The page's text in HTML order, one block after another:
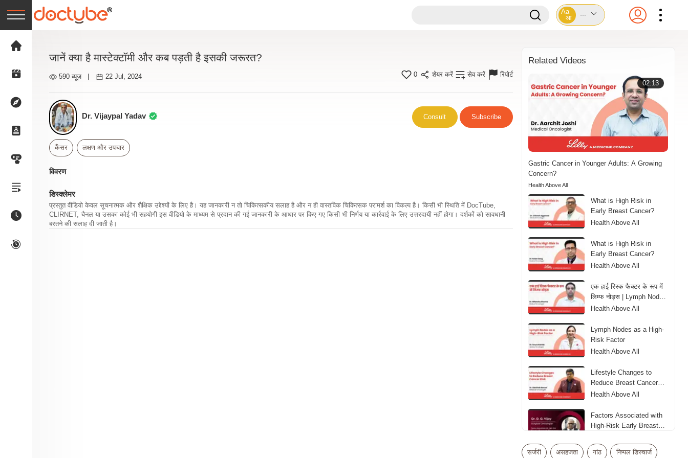
Aa
आ
---
जानें क्या है मास्टेक्टॉमी और कब पड़ती है इसकी जरूरत?
590 व्यूज़ 22 Jul, 2024 0 शेयर करें सेव करें रिपोर्ट
Dr. Vijaypal Yadav Consult Subscribe
कैंसर लक्षण और उपचार
विवरण
डिस्क्लेमर
प्रस्तुत वीडियो केवल सूचनात्मक और शैक्षिक उद्देश्यों के लिए है। यह जानकारी न तो चिकित्सकीय सलाह है और न ही वास्तविक चिकित्सक परामर्श का विकल्प है। किसी भी स्थिति में DocTube,
CLIRNET, चैनल या उसका कोई भी सहयोगी इस वीडियो के माध्यम से प्रदान की गई जानकारी के आधार पर किए गए किसी भी निर्णय या कार्रवाई के लिए उत्तरदायी नहीं होगा। दर्शकों को सावधानी
बरतने की सलाह दी जाती है।
Related Videos
02:13
Gastric Cancer in Younger Adults: A Growing
Concern?
Health Above All
What is High Risk in
Early Breast Cancer?
Health Above All
What is High Risk in
Early Breast Cancer?
Health Above All
एक हाई रिस्क फैक्टर के रूप में
लिम्फ नोड्स | Lymph Nodes
as aHigh-Risk Factor
Health Above All
Lymph Nodes as a High-
Risk Factor
Health Above All
Lifestyle Changes to
Reduce Breast Cancer
Risk
Health Above All
Factors Associated with
High-Risk Early Breast
सर्जरी असहजता गांठ निप्पल डिस्चार्ज